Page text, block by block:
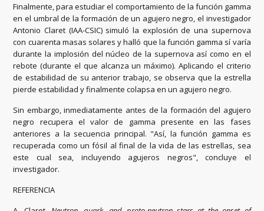
Finalmente, para estudiar el comportamiento de la función gamma
en el umbral de la formación de un agujero negro, el investigador
Antonio Claret (IAA-CSIC) simuló la explosión de una supernova
con cuarenta masas solares y halló que la función gamma sí varía
durante la implosión del núcleo de la supernova así como en el
rebote (durante el que alcanza un máximo). Aplicando el criterio
de estabilidad de su anterior trabajo, se observa que la estrella
pierde estabilidad y finalmente colapsa en un agujero negro.
Sin embargo, inmediatamente antes de la formación del agujero
negro recupera el valor de gamma presente en las fases
anteriores a la secuencia principal. "Así, la función gamma es
recuperada como un fósil al final de la vida de las estrellas, sea
este cual sea, incluyendo agujeros negros", concluye el
investigador.
REFERENCIA